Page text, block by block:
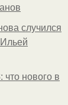
случился
нового в